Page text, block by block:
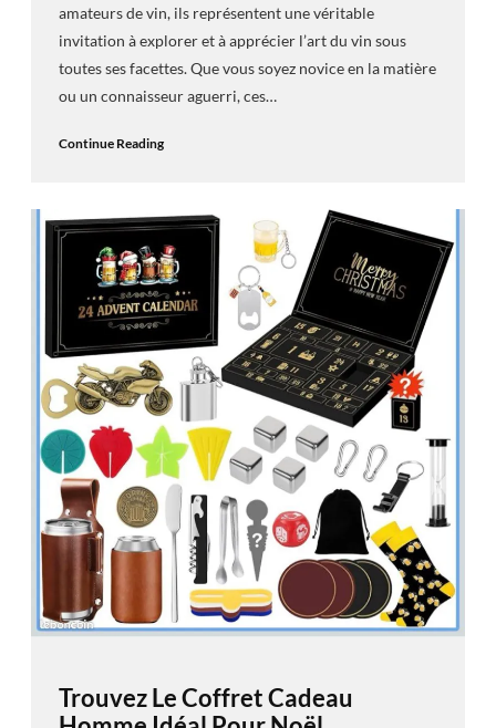
amateurs de vin, ils représentent une véritable
invitation à explorer et à apprécier l’art du vin sous
toutes ses facettes. Que vous soyez novice en la matière
ou un connaisseur aguerri, ces…
Continue Reading
Trouvez Le Coffret Cadeau